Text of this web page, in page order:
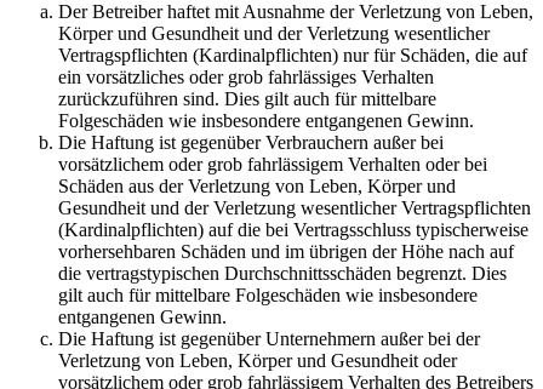
Der Betreiber haftet mit Ausnahme der Verletzung von Leben,
Körper und Gesundheit und der Verletzung wesentlicher
Vertragspflichten (Kardinalpflichten) nur für Schäden, die auf
ein vorsätzliches oder grob fahrlässiges Verhalten
zurückzuführen sind. Dies gilt auch für mittelbare
Folgeschäden wie insbesondere entgangenen Gewinn.
Die Haftung ist gegenüber Verbrauchern außer bei
vorsätzlichem oder grob fahrlässigem Verhalten oder bei
Schäden aus der Verletzung von Leben, Körper und
Gesundheit und der Verletzung wesentlicher Vertragspflichten
(Kardinalpflichten) auf die bei Vertragsschluss typischerweise
vorhersehbaren Schäden und im übrigen der Höhe nach auf
die vertragstypischen Durchschnittsschäden begrenzt. Dies
gilt auch für mittelbare Folgeschäden wie insbesondere
entgangenen Gewinn.
Die Haftung ist gegenüber Unternehmern außer bei der
Verletzung von Leben, Körper und Gesundheit oder
vorsätzlichem oder grob fahrlässigem Verhalten des Betreibers